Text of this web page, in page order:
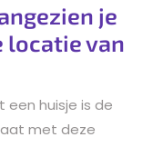
je
locatie van
een huisje is de
met deze